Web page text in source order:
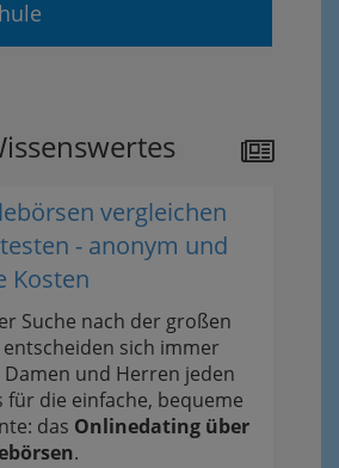
vergleichen
- anonym und
Kosten
Suche nach der großen
entscheiden sich immer
und Herren jeden
für die einfache, bequeme
das Onlinedating über
.